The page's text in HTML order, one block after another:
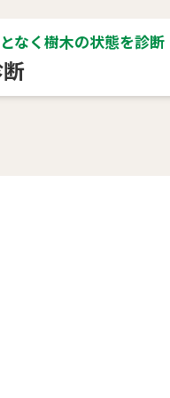
なく樹木の状態を診断